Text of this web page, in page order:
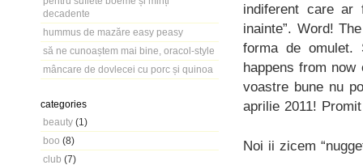
decadente
hummus de mazăre easy peasy
să ne cunoaștem mai bine, oracol-style
mâncare de dovlecei cu porc și quinoa
categories
beauty (1)
boo (8)
club (7)
indiferent care
inainte”. Word!
forma de omulet.
happens from
voastre bune nu
aprilie 2011!
Noi ii zicem